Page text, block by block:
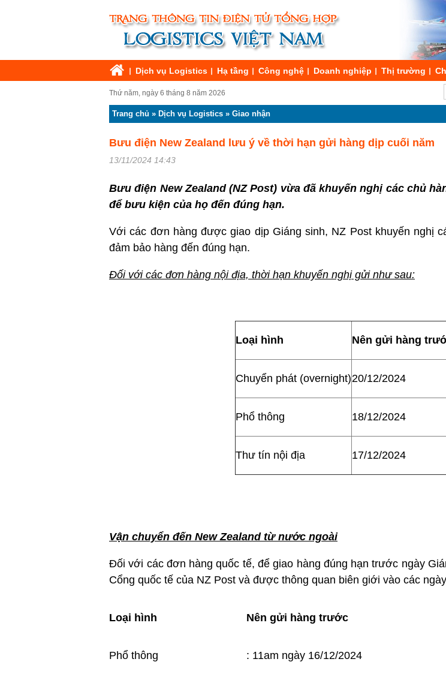
Dịch vụ Logistics Hạ tầng Công nghệ Doanh nghiệp Thị trường
Thứ năm, ngày 6 tháng 8 năm 2026
Trang chủ » Dịch vụ Logistics » Giao nhận
Bưu điện New Zealand lưu ý về thời hạn gửi hàng dịp cuối năm
13/11/2024 14:43
Bưu điện New Zealand (NZ Post) vừa đã khuyến nghị các chủ
để bưu kiện của họ đến đúng hạn.
Với các đơn hàng được giao dịp Giáng sinh, NZ Post khuyến nghị
đảm bảo hàng đến đúng hạn.
Đối với các đơn hàng nội địa, thời hạn khuyến nghị gửi như sau:
Loại hình Nên gửi hàng
Chuyển phát (overnight)20/12/2024
Phổ thông 18/12/2024
Thư tín nội địa 17/12/2024
Vận chuyển đến New Zealand từ nước ngoài
Đối với các đơn hàng quốc tế, để giao hàng đúng hạn trước ngày
Cổng quốc tế của NZ Post và được thông quan biên giới vào các
Loại hình Nên gửi hàng trước
Phổ thông : 11am ngày 16/12/2024